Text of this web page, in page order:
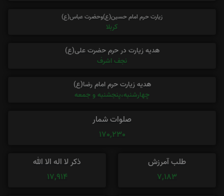
زیارت حرم امام حسین(ع)وحضرت عباس(ع)
کربلا
هدیه زیارت در حرم حضرت علی(ع)
نجف اشرف
هدیه زیارت حرم امام رضا(ع)
چهارشنبه،پنجشنبه و جمعه
صلوات شمار
170,230
طلب آمرزش
7,183
ذکر لا اله الا الله
17,914